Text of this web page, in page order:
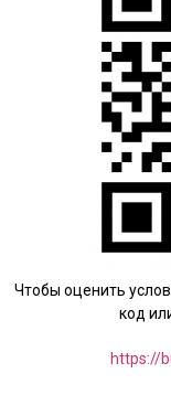
Чтобы оценить
код
https://